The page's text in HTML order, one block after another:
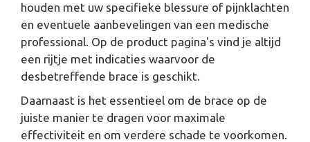
houden met uw specifieke blessure of pijnklachten
en eventuele aanbevelingen van een medische
professional. Op de product pagina's vind je altijd
een rijtje met indicaties waarvoor de
desbetreffende brace is geschikt.
Daarnaast is het essentieel om de brace op de
juiste manier te dragen voor maximale
effectiviteit en om verdere schade te voorkomen.